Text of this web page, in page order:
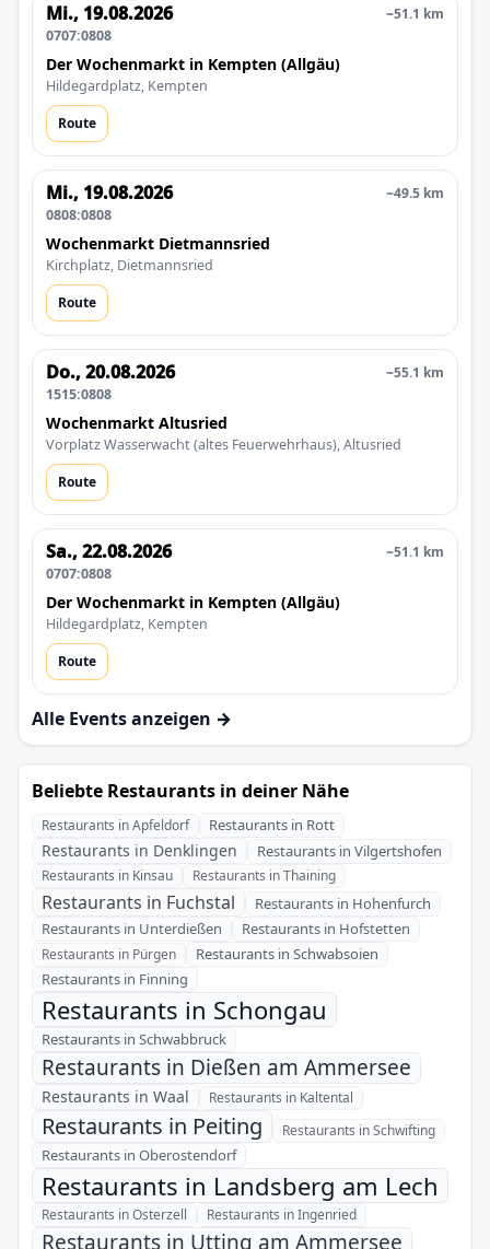
Mi., 19.08.2026
0707:0808
~51.1 km
Der Wochenmarkt in Kempten (Allgäu)
Hildegardplatz, Kempten
Route
Mi., 19.08.2026
0808:0808
~49.5 km
Wochenmarkt Dietmannsried
Kirchplatz, Dietmannsried
Route
Do., 20.08.2026
1515:0808
~55.1 km
Wochenmarkt Altusried
Vorplatz Wasserwacht (altes Feuerwehrhaus), Altusried
Route
Sa., 22.08.2026
0707:0808
~51.1 km
Der Wochenmarkt in Kempten (Allgäu)
Hildegardplatz, Kempten
Route
Alle Events anzeigen →
Beliebte Restaurants in deiner Nähe
Restaurants in Apfeldorf Restaurants in Rott
Restaurants in Denklingen Restaurants in Vilgertshofen
Restaurants in Kinsau Restaurants in Thaining
Restaurants in Fuchstal
Restaurants in Hohenfurch
Restaurants in Unterdießen
Restaurants in Hofstetten
Restaurants in Pürgen
Restaurants in Schwabsoien
Restaurants in Finning
Restaurants in Schongau
Restaurants in Schwabbruck
Restaurants in Dießen am Ammersee
Restaurants in Waal Restaurants in Kaltental
Restaurants in Peiting Restaurants in Schwifting
Restaurants in Oberostendorf
Restaurants in Landsberg am Lech
Restaurants in Osterzell Restaurants in Ingenried
Restaurants in Utting am Ammersee